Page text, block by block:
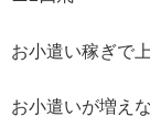
お小遣い稼ぎで
お小遣いが増え